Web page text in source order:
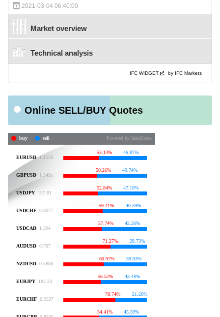
2021-03-04 06:40:00
Market overview
Technical analysis
IFC WIDGET by IFC Markets
Online SELL/BUY Quotes